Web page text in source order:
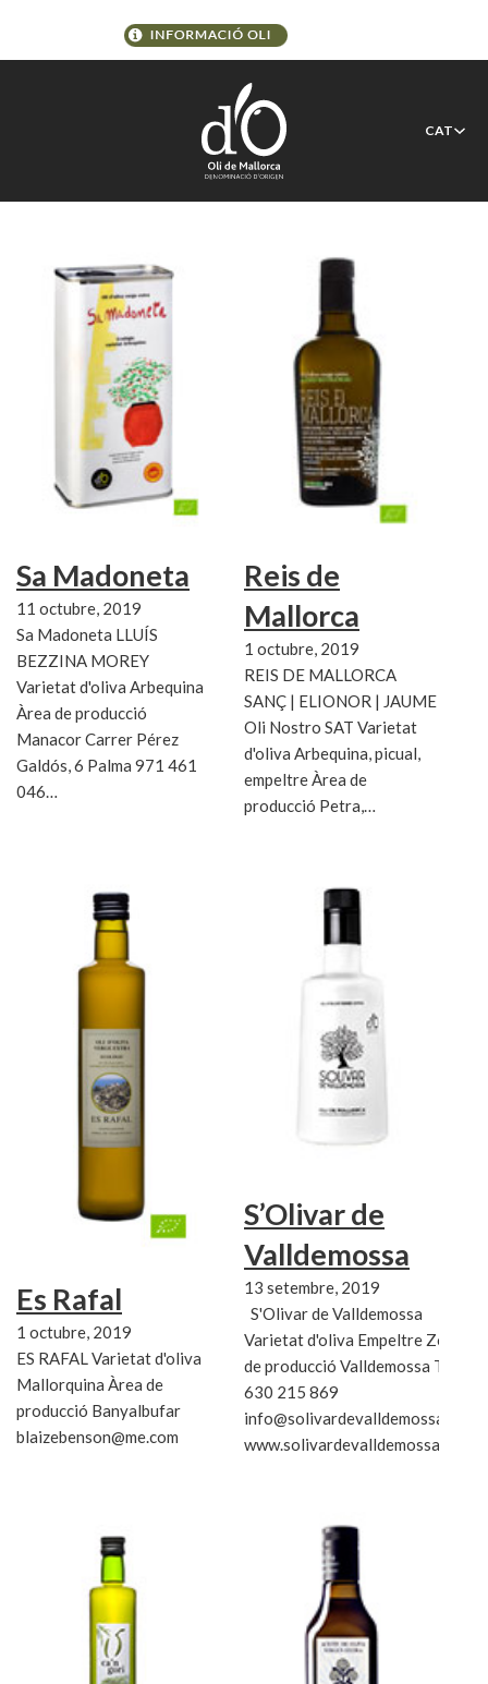
CAT
Tipo de Marca D.O.:
Monovarietal
Sa Madoneta
11 octubre, 2019
Sa Madoneta LLUÍS
BEZZINA MOREY
Varietat d'oliva Arbequina
Àrea de producció
Manacor Carrer Pérez
Galdós, 6 Palma 971 461
046…
Reis de
Mallorca
1 octubre, 2019
REIS DE MALLORCA
SANÇ | ELIONOR | JAUME
Oli Nostro SAT Varietat
d'oliva Arbequina, picual,
empeltre Àrea de
producció Petra,…
Es Rafal
1 octubre, 2019
ES RAFAL Varietat d'oliva
Mallorquina Àrea de
producció Banyalbufar
blaizebenson@me.com
S’Olivar de
Valldemossa
13 setembre, 2019
S'Olivar de Valldemossa
Varietat d'oliva Empeltre Zona
de producció Valldemossa Tel:
630 215 869
info@solivardevalldemossa.com
www.solivardevalldemossa.com